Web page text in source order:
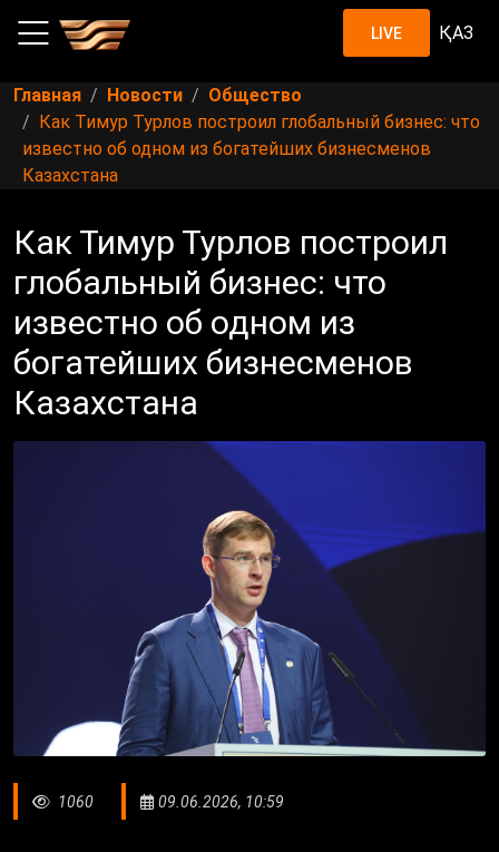
LIVE ҚАЗ
Главная Новости
Общество
Как Тимур Турлов построил глобальный бизнес: что
известно об одном из богатейших бизнесменов
Казахстана
Как Тимур Турлов построил
глобальный бизнес: что
известно об одном из
богатейших бизнесменов
Казахстана
1060 09.06.2026, 10:59